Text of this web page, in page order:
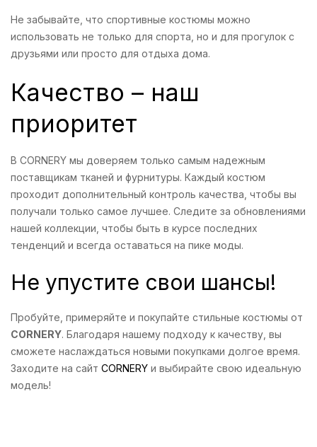
Не забывайте, что спортивные костюмы можно
использовать не только для спорта, но и для прогулок с
друзьями или просто для отдыха дома.
Качество – наш
приоритет
В CORNERY мы доверяем только самым надежным
поставщикам тканей и фурнитуры. Каждый костюм
проходит дополнительный контроль качества, чтобы вы
получали только самое лучшее. Следите за обновлениями
нашей коллекции, чтобы быть в курсе последних
тенденций и всегда оставаться на пике моды.
Не упустите свои шансы!
Пробуйте, примеряйте и покупайте стильные костюмы от
CORNERY. Благодаря нашему подходу к качеству, вы
сможете наслаждаться новыми покупками долгое время.
Заходите на сайт CORNERY и выбирайте свою идеальную
модель!